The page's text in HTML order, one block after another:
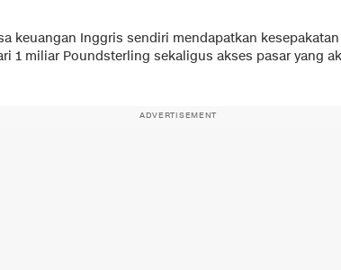
keuangan Inggris sendiri mendapatkan
1 miliar Poundsterling sekaligus akses pasar yang
ADVERTISEMENT